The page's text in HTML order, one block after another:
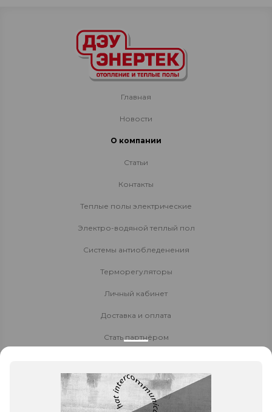
Главная
Новости
О компании
Статьи
Контакты
Теплые полы электрические
Электро-водяной теплый пол
Системы антиобледенения
Терморегуляторы
Личный кабинет
Доставка и оплата
Стать партнёром
Контакты
8 800 700-80-40